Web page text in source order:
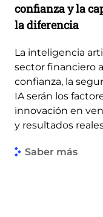
confianza y la
la diferencia
La inteligencia
sector financiero
confianza, la
IA serán los
innovación en
y resultados
Saber más